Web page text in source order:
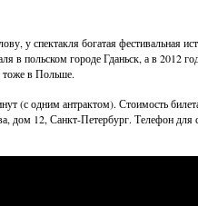
у спектакля богатая фестивальная
в польском городе Гданьск, а в 2012
тоже в Польше.
(с одним антрактом). Стоимость
дом 12, Санкт-Петербург. Телефон для